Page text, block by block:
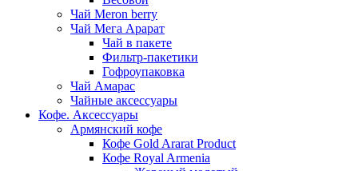
Чай Meron berry
Чай Мега Арарат
Чай в пакете
Фильтр-пакетики
Гофроупаковка
Чай Амарас
Чайные аксессуары
Кофе. Аксессуары
Армянский кофе
Кофе Gold Ararat Product
Кофе Royal Armenia